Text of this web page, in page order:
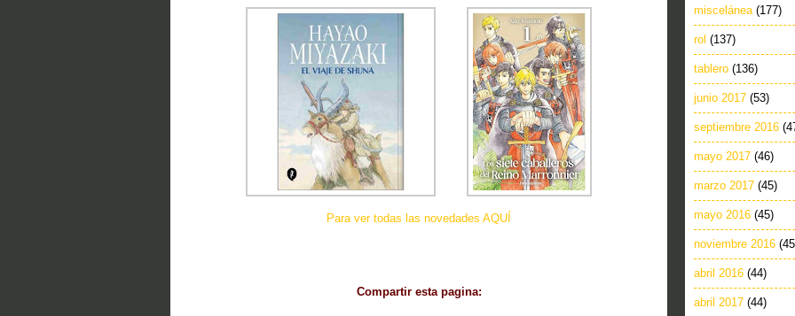
Para ver todas las novedades AQUÍ
Compartir esta pagina:
miscelánea (177)
rol (137)
tablero (136)
junio 2017 (53)
septiembre 2016
mayo 2017 (46)
marzo 2017 (45)
mayo 2016 (45)
noviembre 2016
abril 2016 (44)
abril 2017 (44)